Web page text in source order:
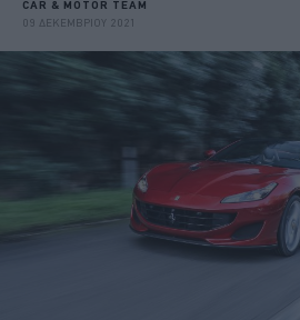
CAR & MOTOR TEAM
09 ΔΕΚΕΜΒΡΙΟΥ 2021